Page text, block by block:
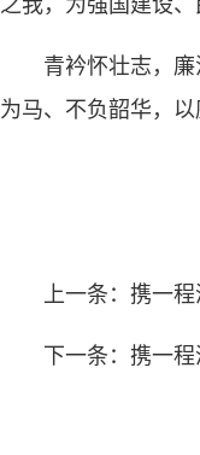
之我，为强国建设、
青衿怀壮志，
为马、不负韶华，
上一条：携一
下一条：携一